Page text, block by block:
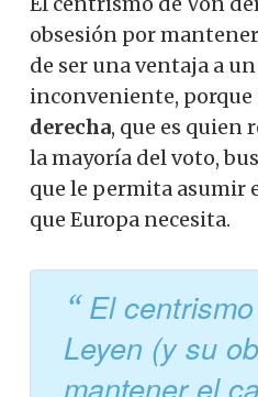
obsesión por
de ser una ventaja a
inconveniente, porque
derecha, que es quien
la mayoría del voto,
que le permita asumir
que Europa necesita.
El
Leyen (y su
mantener el